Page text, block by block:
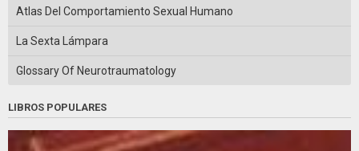
Atlas Del Comportamiento Sexual Humano
La Sexta Lámpara
Glossary Of Neurotraumatology
LIBROS POPULARES